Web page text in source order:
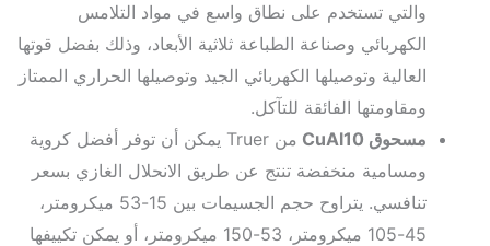
والتي تستخدم على نطاق واسع في مواد التلامس
الكهربائي وصناعة الطباعة ثلاثية الأبعاد، وذلك بفضل قوتها
العالية وتوصيلها الكهربائي الجيد وتوصيلها الحراري الممتاز
ومقاومتها الفائقة للتآكل.
مسحوق CuAl10
من Truer يمكن أن توفر أفضل كروية
ومسامية منخفضة تنتج عن طريق الانحلال الغازي بسعر
تنافسي. يتراوح حجم الجسيمات بين 15-53 ميكرومتر،
45-105 ميكرومتر، 53-150 ميكرومتر، أو يمكن تكييفها